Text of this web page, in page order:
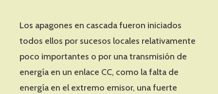
Los apagones en cascada fueron iniciados
todos ellos por sucesos locales relativamente
poco importantes o por una transmisión de
energía en un enlace CC, como la falta de
energía en el extremo emisor, una fuerte